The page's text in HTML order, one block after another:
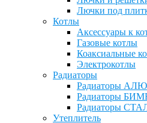
Лючки под
Котлы
Аксессуары к
Газовые котлы
Коаксиальные
Электрокотлы
Радиаторы
Радиаторы
Радиаторы
Радиаторы
Утеплитель